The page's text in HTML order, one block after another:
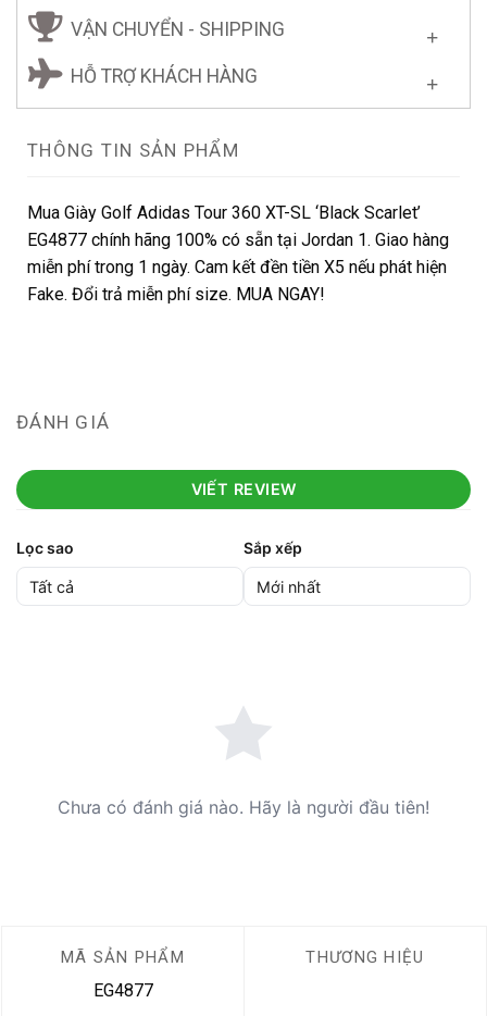
VẬN CHUYỂN - SHIPPING
HỖ TRỢ KHÁCH HÀNG
THÔNG TIN SẢN PHẨM
Mua Giày Golf Adidas Tour 360 XT-SL ‘Black Scarlet’
EG4877 chính hãng 100% có sẵn tại Jordan 1. Giao hàng
miễn phí trong 1 ngày. Cam kết đền tiền X5 nếu phát hiện
Fake. Đổi trả miễn phí size. MUA NGAY!
ĐÁNH GIÁ
VIẾT REVIEW
Lọc sao Sắp xếp
Chưa có đánh giá nào. Hãy là người đầu tiên!
MÃ SẢN PHẨM
EG4877
THƯƠNG HIỆU